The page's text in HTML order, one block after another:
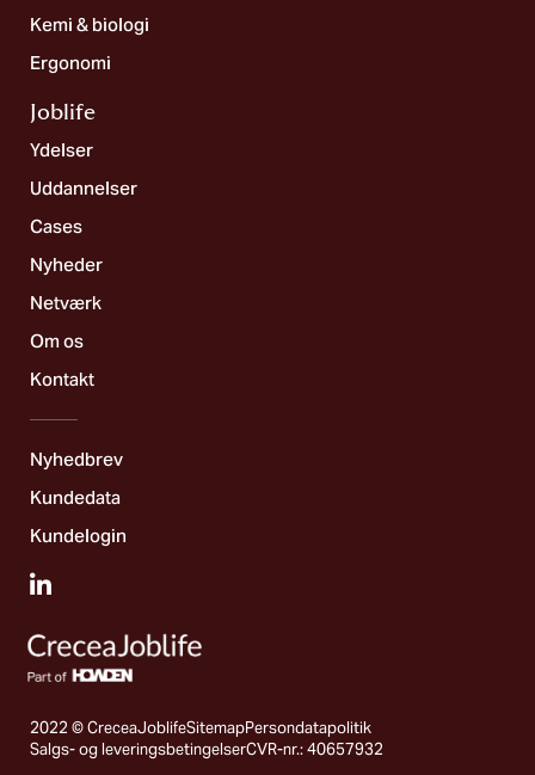
Kemi & biologi
Ergonomi
Joblife​
Ydelser
Uddannelser
Cases
Nyheder
Netværk
Om os
Kontakt
Nyhedbrev
Kundedata
Kundelogin
2022 © CreceaJoblifeSitemapPersondatapolitik
Salgs- og leveringsbetingelserCVR-nr.: 40657932